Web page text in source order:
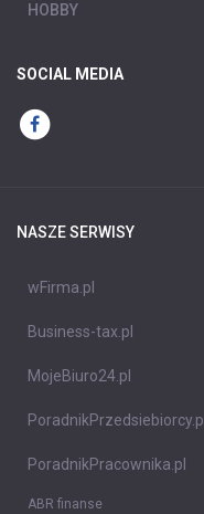
HOBBY
SOCIAL MEDIA
NASZE SERWISY
wFirma.pl
Business-tax.pl
MojeBiuro24.pl
PoradnikPrzedsiebiorcy.pl
PoradnikPracownika.pl
ABR finanse